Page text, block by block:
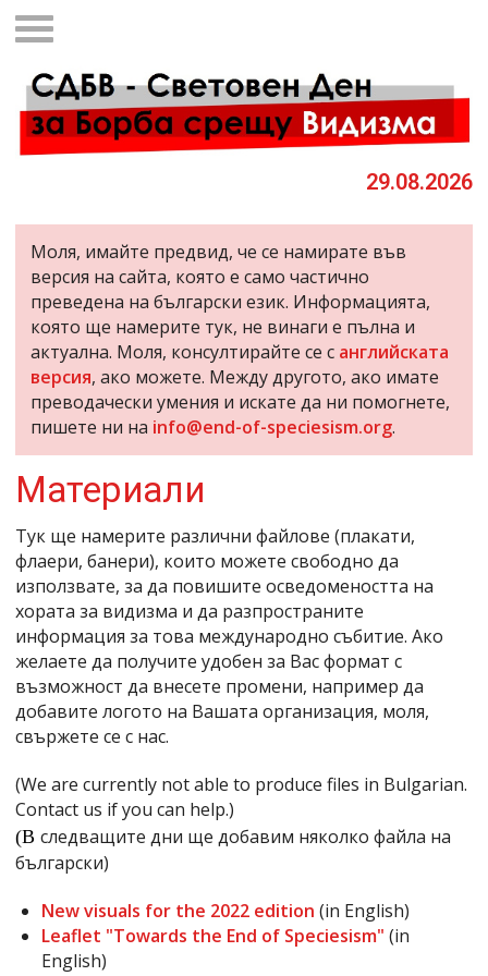
29.08.2026
Моля, имайте предвид, че се намирате във
версия на сайта, която е само частично
преведена на български език. Информацията,
която ще намерите тук, не винаги е пълна и
актуална. Моля, консултирайте се с английската
версия, ако можете. Между другото, ако имате
преводачески умения и искате да ни помогнете,
пишете ни на info@end-of-speciesism.org.
Материали
Тук ще намерите различни файлове (плакати,
флаери, банери), които можете свободно да
използвате, за да повишите осведомеността на
хората за видизма и да разпространите
информация за това международно събитие. Ако
желаете да получите удобен за Вас формат с
възможност да внесете промени, например да
добавите логото на Вашата организация, моля,
свържете се с нас.
(We are currently not able to produce files in Bulgarian.
Contact us if you can help.)
(В следващите дни ще добавим няколко файла на
български)
New visuals for the 2022 edition (in English)
Leaflet "Towards the End of Speciesism" (in
English)